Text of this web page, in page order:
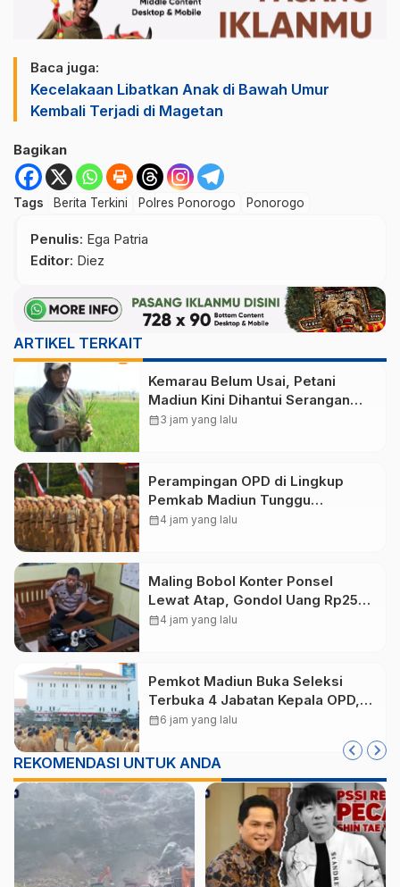
Baca juga:
Kecelakaan Libatkan Anak di Bawah Umur
Kembali Terjadi di Magetan
Bagikan
Tags Berita Terkini Polres Ponorogo Ponorogo
Penulis: Ega Patria
Editor: Diez
ARTIKEL TERKAIT
Kemarau Belum Usai, Petani
Madiun Kini Dihantui Serangan
Wereng yang Ancam Produksi
calendar_month3 jam yang lalu
Perampingan OPD di Lingkup
Pemkab Madiun Tunggu
Persetujuan Kemendagri
calendar_month4 jam yang lalu
Maling Bobol Konter Ponsel
Lewat Atap, Gondol Uang Rp25
Juta dan Empat HP di Ponorogo
calendar_month4 jam yang lalu
Pemkot Madiun Buka Seleksi
Terbuka 4 Jabatan Kepala OPD,
Pendaftaran Dibuka hingga 16
calendar_month6 jam yang lalu
REKOMENDASI UNTUK ANDA